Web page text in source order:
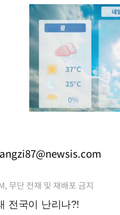
무단 전재 및 재배포 금지